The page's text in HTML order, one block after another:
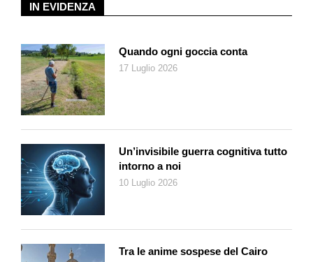
IN EVIDENZA
Quando ogni goccia conta
17 Luglio 2026
Un’invisibile guerra cognitiva tutto
intorno a noi
10 Luglio 2026
Tra le anime sospese del Cairo